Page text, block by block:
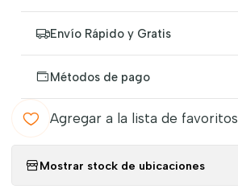
Envío Rápido y Gratis
Métodos de pago
Agregar a la lista de favoritos
Mostrar stock de ubicaciones